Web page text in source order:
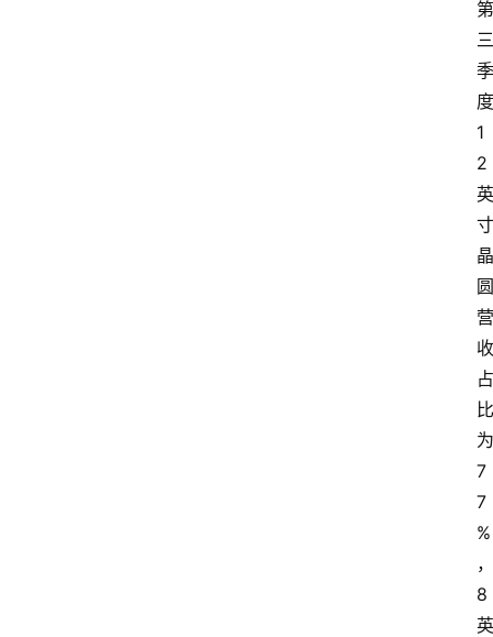
第
三
季
度
1
2
英
寸
晶
圆
营
收
占
比
为
7
7
%
，
8
英